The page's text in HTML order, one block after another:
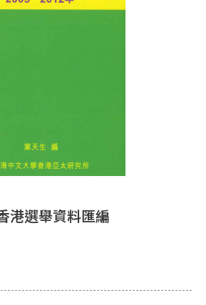
港選舉資料匯編